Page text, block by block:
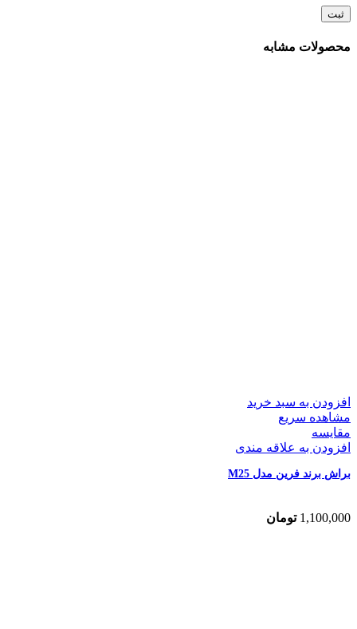
محصولات مشابه
افزودن به سبد خرید
مشاهده سریع
مقایسه
افزودن به علاقه مندی
براش برند فرین مدل M25
1,100,000 تومان